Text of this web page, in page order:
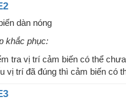
dàn nóng
khắc phục:
tra vị trí cảm biến có thể
vị trí đã đúng thì cảm biến có